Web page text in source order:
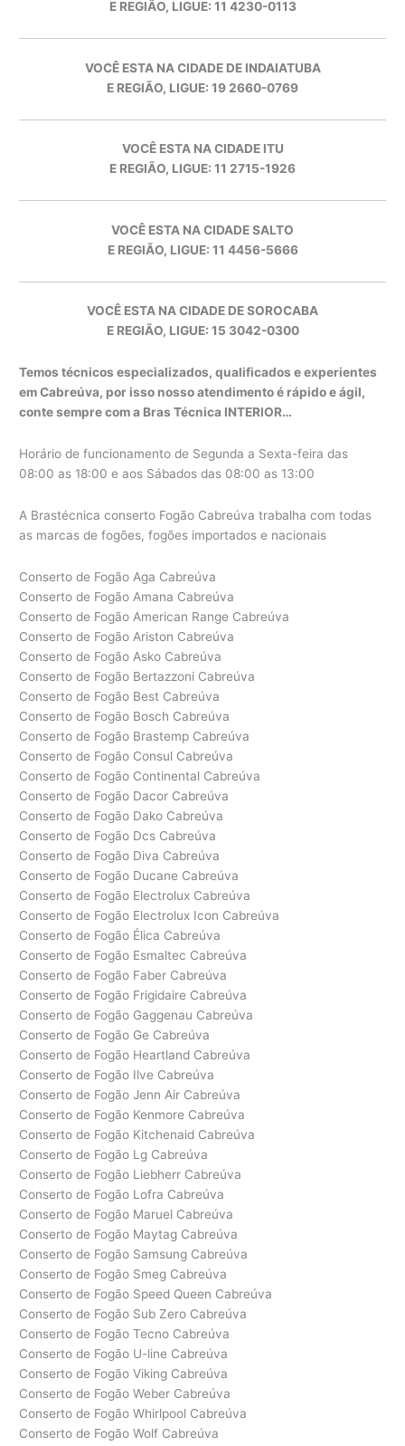
E REGIÃO, LIGUE: 11 4230-0113
VOCÊ ESTA NA CIDADE DE INDAIATUBA
E REGIÃO, LIGUE: 19 2660-0769
VOCÊ ESTA NA CIDADE ITU
E REGIÃO, LIGUE: 11 2715-1926
VOCÊ ESTA NA CIDADE SALTO
E REGIÃO, LIGUE: 11 4456-5666
VOCÊ ESTA NA CIDADE DE SOROCABA
E REGIÃO, LIGUE: 15 3042-0300
Temos técnicos especializados, qualificados e experientes
em Cabreúva, por isso nosso atendimento é rápido e ágil,
conte sempre com a Bras Técnica INTERIOR…
Horário de funcionamento de Segunda a Sexta-feira das
08:00 as 18:00 e aos Sábados das 08:00 as 13:00
A Brastécnica conserto Fogão Cabreúva trabalha com todas
as marcas de fogões, fogões importados e nacionais
Conserto de Fogão Aga Cabreúva
Conserto de Fogão Amana Cabreúva
Conserto de Fogão American Range Cabreúva
Conserto de Fogão Ariston Cabreúva
Conserto de Fogão Asko Cabreúva
Conserto de Fogão Bertazzoni Cabreúva
Conserto de Fogão Best Cabreúva
Conserto de Fogão Bosch Cabreúva
Conserto de Fogão Brastemp Cabreúva
Conserto de Fogão Consul Cabreúva
Conserto de Fogão Continental Cabreúva
Conserto de Fogão Dacor Cabreúva
Conserto de Fogão Dako Cabreúva
Conserto de Fogão Dcs Cabreúva
Conserto de Fogão Diva Cabreúva
Conserto de Fogão Ducane Cabreúva
Conserto de Fogão Electrolux Cabreúva
Conserto de Fogão Electrolux Icon Cabreúva
Conserto de Fogão Élica Cabreúva
Conserto de Fogão Esmaltec Cabreúva
Conserto de Fogão Faber Cabreúva
Conserto de Fogão Frigidaire Cabreúva
Conserto de Fogão Gaggenau Cabreúva
Conserto de Fogão Ge Cabreúva
Conserto de Fogão Heartland Cabreúva
Conserto de Fogão Ilve Cabreúva
Conserto de Fogão Jenn Air Cabreúva
Conserto de Fogão Kenmore Cabreúva
Conserto de Fogão Kitchenaid Cabreúva
Conserto de Fogão Lg Cabreúva
Conserto de Fogão Liebherr Cabreúva
Conserto de Fogão Lofra Cabreúva
Conserto de Fogão Maruel Cabreúva
Conserto de Fogão Maytag Cabreúva
Conserto de Fogão Samsung Cabreúva
Conserto de Fogão Smeg Cabreúva
Conserto de Fogão Speed Queen Cabreúva
Conserto de Fogão Sub Zero Cabreúva
Conserto de Fogão Tecno Cabreúva
Conserto de Fogão U-line Cabreúva
Conserto de Fogão Viking Cabreúva
Conserto de Fogão Weber Cabreúva
Conserto de Fogão Whirlpool Cabreúva
Conserto de Fogão Wolf Cabreúva